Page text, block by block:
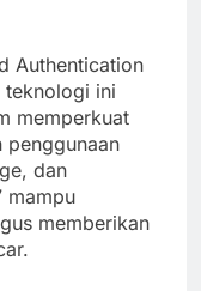
Authentication
teknologi ini
memperkuat
penggunaan
dan
mampu
memberikan